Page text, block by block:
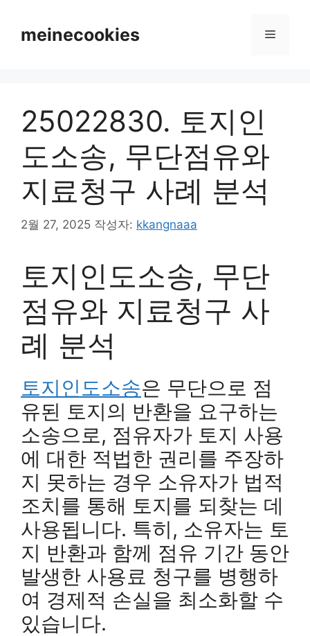
meinecookies 메
25022830. 토지인
도소송, 무단점유와
지료청구 사례 분석
2월 27, 2025 작성자: kkangnaaa
토지인도소송, 무단
점유와 지료청구 사
례 분석
토지인도소송은 무단으로 점
유된 토지의 반환을 요구하는
소송으로, 점유자가 토지 사용
에 대한 적법한 권리를 주장하
지 못하는 경우 소유자가 법적
조치를 통해 토지를 되찾는 데
사용됩니다. 특히, 소유자는 토
지 반환과 함께 점유 기간 동안
발생한 사용료 청구를 병행하
여 경제적 손실을 최소화할 수
있습니다.